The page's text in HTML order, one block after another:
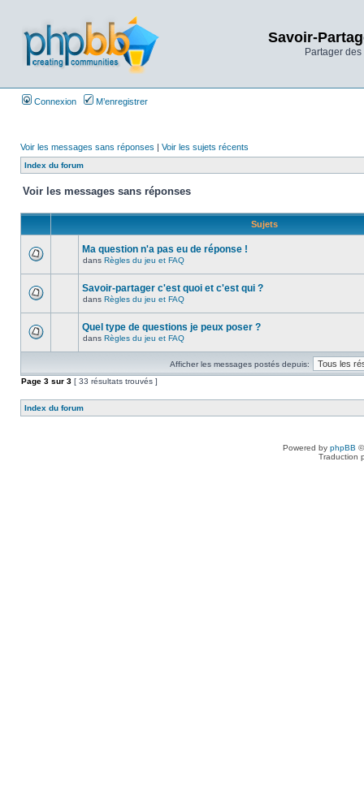
Savoir-
Partager
Connexion M’enregistrer
Voir les messages sans réponses | Voir les sujets récents
Index du forum
Voir les messages sans réponses
Sujets
Ma question n'a pas eu de réponse !
dans Règles du jeu et FAQ
Savoir-partager c'est quoi et c'est qui ?
dans Règles du jeu et FAQ
Quel type de questions je peux poser ?
dans Règles du jeu et FAQ
Afficher les messages postés depuis:
Page 3 sur 3 [ 33 résultats trouvés ]
Index du forum
Powered by phpBB
Traduction